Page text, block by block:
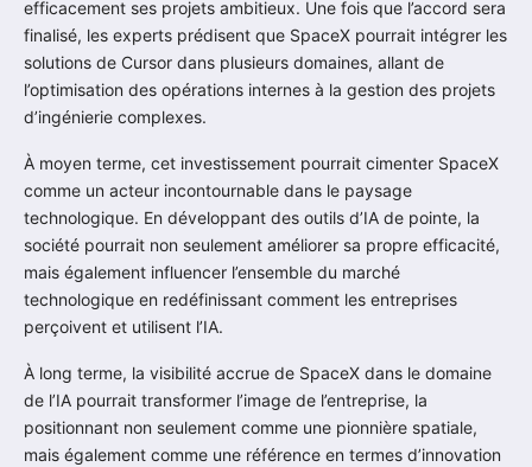
efficacement ses projets ambitieux. Une fois que l’accord sera
finalisé, les experts prédisent que SpaceX pourrait intégrer les
solutions de Cursor dans plusieurs domaines, allant de
l’optimisation des opérations internes à la gestion des projets
d’ingénierie complexes.
À moyen terme, cet investissement pourrait cimenter SpaceX
comme un acteur incontournable dans le paysage
technologique. En développant des outils d’IA de pointe, la
société pourrait non seulement améliorer sa propre efficacité,
mais également influencer l’ensemble du marché
technologique en redéfinissant comment les entreprises
perçoivent et utilisent l’IA.
À long terme, la visibilité accrue de SpaceX dans le domaine
de l’IA pourrait transformer l’image de l’entreprise, la
positionnant non seulement comme une pionnière spatiale,
mais également comme une référence en termes d’innovation